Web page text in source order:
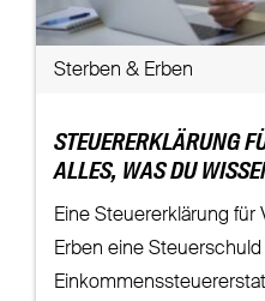
Sterben & Erben
STEUERERKLÄRUNG
ALLES, WAS DU
Eine Steuererklärung für
Erben eine